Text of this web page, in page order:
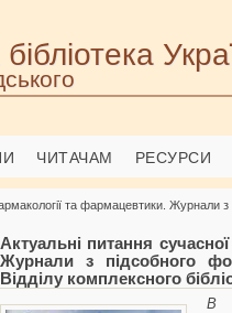
ЧИТАЧАМ РЕСУРСИ
та фармацевтики. Журнали
Актуальні питання
Журнали з підсобного
Відділу комплексного
В